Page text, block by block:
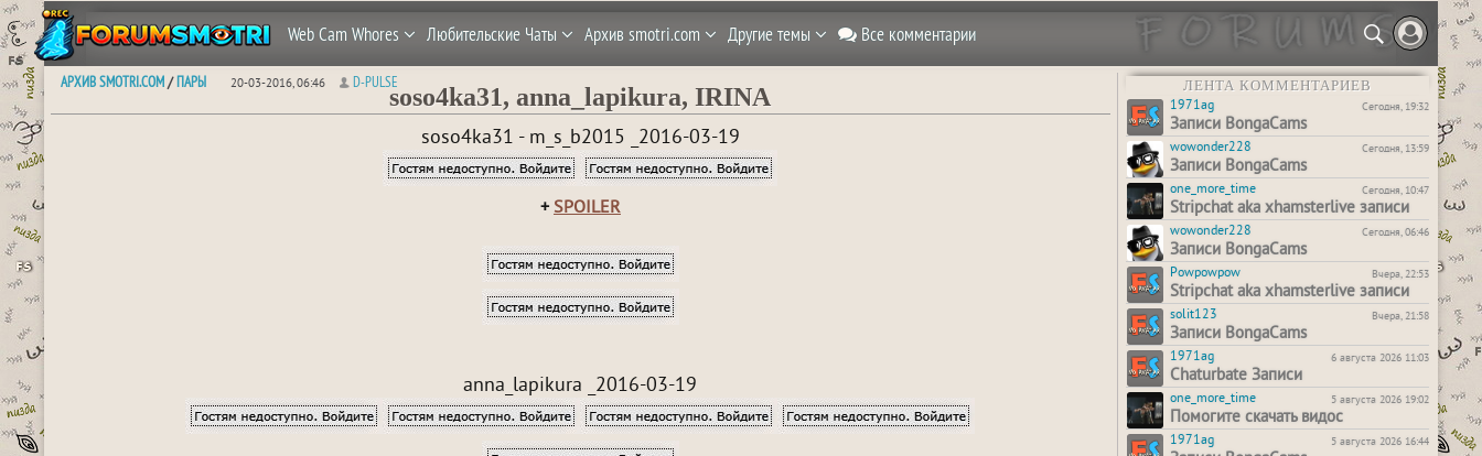
Web Cam Whores Любительские Чаты Архив smotri.com Другие темы Все комментарии
АРХИВ SMOTRI.COM/ПАРЫ 20-03-2016, 06:46 D-PULSE
soso4ka31, anna_lapikura, IRINA
soso4ka31 - m_s_b2015 _2016-03-19
+ SPOILER
anna_lapikura _2016-03-19
ЛЕНТА КОММЕНТАРИЕВ
1971ag
Сегодня, 19:32
Записи BongaCams
wowonder228 Сегодня, 13:59
Записи BongaCams
one_more_time Сегодня, 10:47
Stripchat aka xhamsterlive записи
wowonder228 Сегодня, 06:46
Записи BongaCams
Powpowpow Вчера, 22:53
Stripchat aka xhamsterlive записи
solit123 Вчера, 21:58
Записи BongaCams
1971ag 6 августа 2026 11:03
Chaturbate Записи
one_more_time 5 августа 2026 19:02
Помогите скачать видос
1971ag 5 августа 2026 16:44